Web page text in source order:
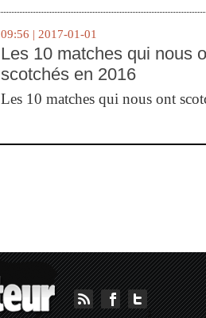
09:56 | 2017-01-01
Les 10 matches qui nous
scotchés en 2016
Les 10 matches qui nous ont